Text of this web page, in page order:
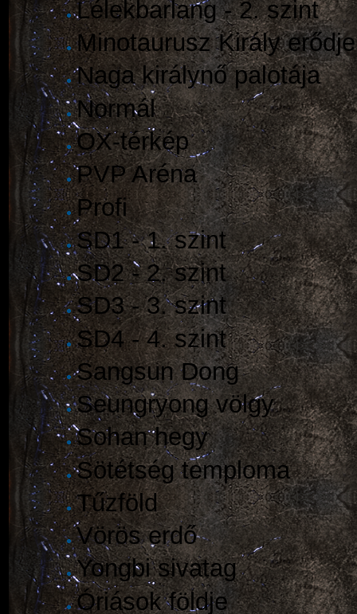
Lélekbarlang - 2. szint
Minotaurusz Király erődje
Naga királynő palotája
Normál
OX-térkép
PVP Aréna
Profi
SD1 - 1. szint
SD2 - 2. szint
SD3 - 3. szint
SD4 - 4. szint
Sangsun Dong
Seungryong völgy
Sohan hegy
Sötétség temploma
Tűzföld
Vörös erdő
Yongbi sivatag
Óriások földje